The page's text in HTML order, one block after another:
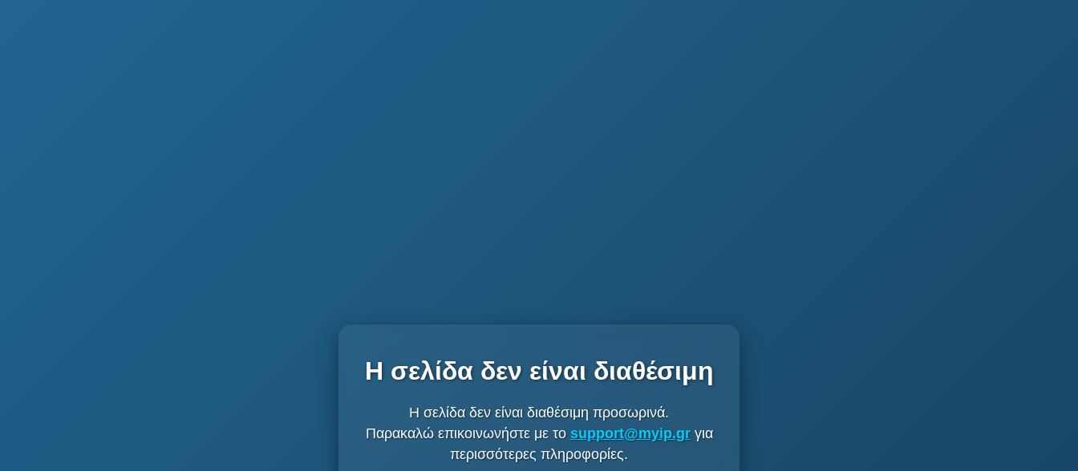
Η σελίδα δεν είναι διαθέσιμη
Η σελίδα δεν είναι διαθέσιμη προσωρινά.
Παρακαλώ επικοινωνήστε με το support@myip.grγια
περισσότερες πληροφορίες.